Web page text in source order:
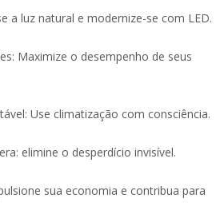
a luz natural e modernize-se com LED.
Maximize o desempenho de seus
Use climatização com consciência.
elimine o desperdício invisível.
sua economia e contribua para